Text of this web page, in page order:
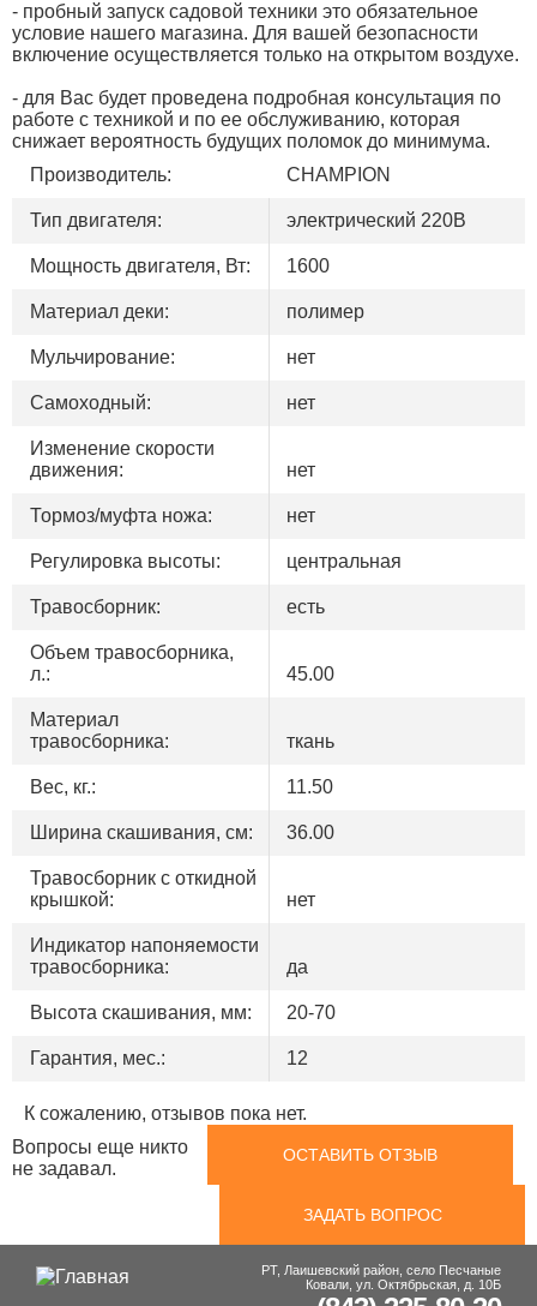
- пробный запуск садовой техники это обязательное
условие нашего магазина. Для вашей безопасности
включение осуществляется только на открытом воздухе.
- для Вас будет проведена подробная консультация по
работе с техникой и по ее обслуживанию, которая
снижает вероятность будущих поломок до минимума.
Производитель:
CHAMPION
Тип двигателя: электрический 220В
Мощность двигателя, Вт: 1600
Материал деки: полимер
Мульчирование: нет
Самоходный: нет
Изменение скорости
движения:
нет
Тормоз/муфта ножа: нет
Регулировка высоты: центральная
Травосборник: есть
Объем травосборника,
л.:
45.00
Материал
травосборника:
ткань
Вес, кг.: 11.50
Ширина скашивания, см: 36.00
Травосборник с откидной
крышкой:
нет
Индикатор напоняемости
травосборника:
да
Высота скашивания, мм: 20-70
Гарантия, мес.: 12
К сожалению, отзывов пока нет.
ОСТАВИТЬ ОТЗЫВ
Вопросы еще никто
не задавал.
ЗАДАТЬ ВОПРОС
РТ, Лаишевский район, село Песчаные
Ковали, ул. Октябрьская, д. 10Б